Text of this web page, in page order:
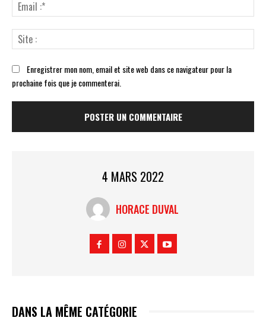
:*
:
Enregistrer mon nom, email et site web dans ce navigateur pour la
prochaine fois que je commenterai.
4 MARS 2022
HORACE DUVAL
DANS LA MÊME CATÉGORIE